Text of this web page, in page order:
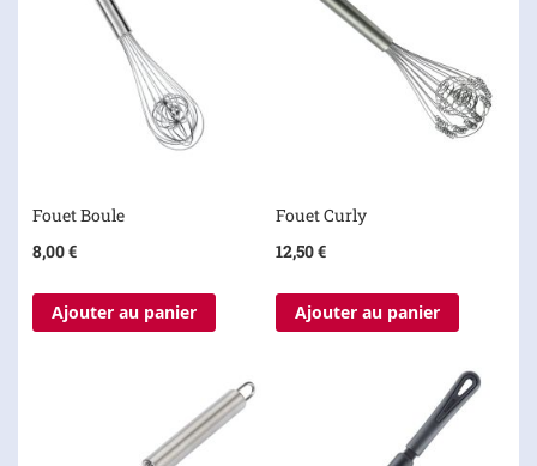
Fouet Boule
8,00 €
Ajouter au panier
Fouet Curly
12,50 €
Ajouter au panier